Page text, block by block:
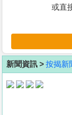
客
地
產
或直
新聞資訊 > 按揭新